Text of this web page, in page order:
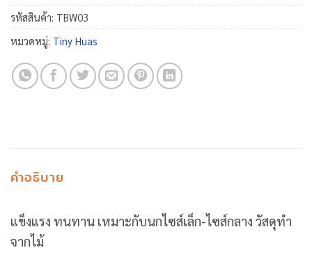
รหัสสินค้า: TBW03
หมวดหมู่: Tiny Huas
คำอธิบาย
แข็งแรง ทนทาน เหมาะกับนกไซส์เล็ก-ไซส์กลาง วัสดุทำ
จากไม้